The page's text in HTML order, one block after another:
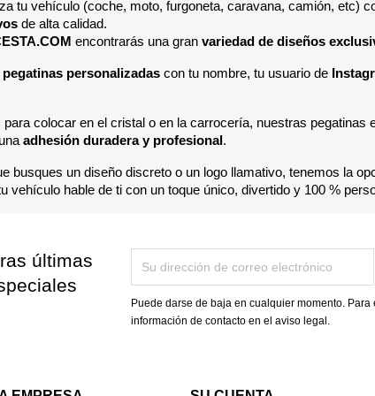
tu vehículo (coche, moto, furgoneta, caravana, camión, etc)
de alta calidad.
encontrarás una gran variedad de diseños
pegatinas personalizadascon tu nombre, tu usuario de
para colocar en el cristal o en la carrocería, nuestras pegatinas
adhesión duradera y profesional.
busques un diseño discreto o un logo llamativo, tenemos la
vehículo hable de ti con un toque único, divertido y 100 %
últimas
Puede darse de baja en cualquier momento. Para
información de contacto en el aviso legal.